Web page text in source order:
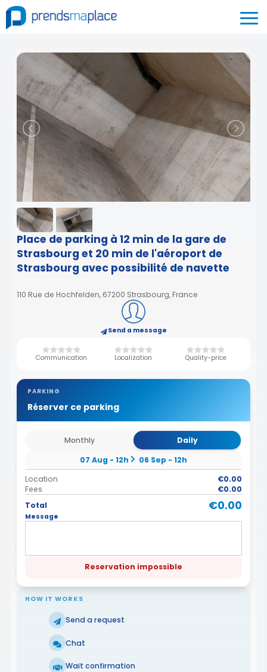
Place de parking à 12 min de la gare de
Strasbourg et 20 min de l'aéroport de
Strasbourg avec possibilité de navette
110 Rue de Hochfelden, 67200 Strasbourg, France
Send a message
Communication Localization Quality-price
PARKING
Réserver ce parking
Monthly
Daily
07 Aug - 12h
06 Sep - 12h
Location
€0.00
Fees
€0.00
Total
€0.00
Message
Reservation impossible
HOW IT WORKS
Send a request
Chat
Wait confirmation